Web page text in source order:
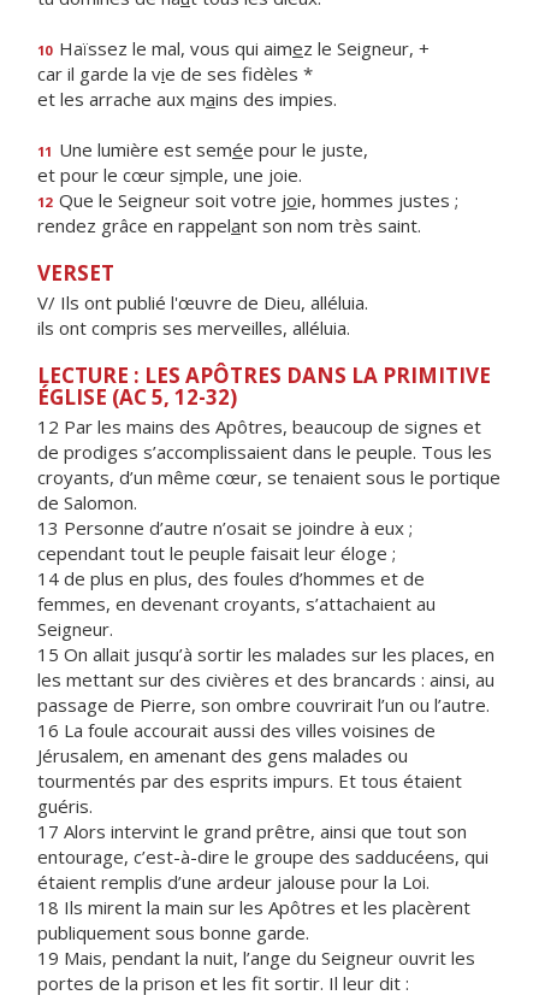
10 Haïssez le mal, vous qui aimez le Seigneur, +
car il garde la vie de ses fidèles *
et les arrache aux mains des impies.
11 Une lumière est semée pour le juste,
et pour le cœur simple, une joie.
12 Que le Seigneur soit votre joie, hommes justes ;
rendez grâce en rappelant son nom très saint.
VERSET
V/ Ils ont publié l'œuvre de Dieu, alléluia.
ils ont compris ses merveilles, alléluia.
LECTURE : LES APÔTRES DANS LA PRIMITIVE
ÉGLISE (AC 5, 12-32)
12 Par les mains des Apôtres, beaucoup de signes et
de prodiges s’accomplissaient dans le peuple. Tous les
croyants, d’un même cœur, se tenaient sous le portique
de Salomon.
13 Personne d’autre n’osait se joindre à eux ;
cependant tout le peuple faisait leur éloge ;
14 de plus en plus, des foules d’hommes et de
femmes, en devenant croyants, s’attachaient au
Seigneur.
15 On allait jusqu’à sortir les malades sur les places, en
les mettant sur des civières et des brancards : ainsi, au
passage de Pierre, son ombre couvrirait l’un ou l’autre.
16 La foule accourait aussi des villes voisines de
Jérusalem, en amenant des gens malades ou
tourmentés par des esprits impurs. Et tous étaient
guéris.
17 Alors intervint le grand prêtre, ainsi que tout son
entourage, c’est-à-dire le groupe des sadducéens, qui
étaient remplis d’une ardeur jalouse pour la Loi.
18 Ils mirent la main sur les Apôtres et les placèrent
publiquement sous bonne garde.
19 Mais, pendant la nuit, l’ange du Seigneur ouvrit les
portes de la prison et les fit sortir. Il leur dit :